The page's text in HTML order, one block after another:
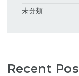
未分類
Recent